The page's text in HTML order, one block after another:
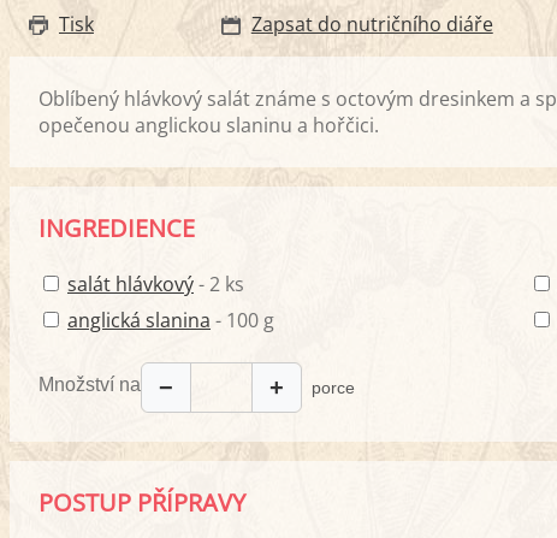
Tisk Zapsat do nutričního diáře
Oblíbený hlávkový salát známe s octovým dresinkem a
opečenou anglickou slaninu a hořčici.
INGREDIENCE
salát hlávkový- 2 ks
anglická slanina - 100 g
Množství na − + porce
POSTUP PŘÍPRAVY